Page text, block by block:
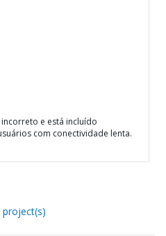
e está incluído
com conectividade lenta.